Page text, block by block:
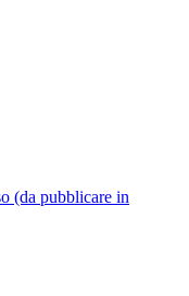
(da pubblicare in